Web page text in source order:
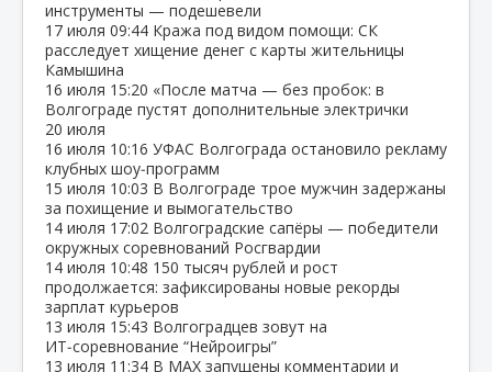
инструменты — подешевели
17 июля 09:44 Кража под видом помощи: СК
расследует хищение денег с карты жительницы
Камышина
16 июля 15:20 «После матча — без пробок: в
Волгограде пустят дополнительные электрички
20 июля
16 июля 10:16 УФАС Волгограда остановило рекламу
клубных шоу‑программ
15 июля 10:03 В Волгограде трое мужчин задержаны
за похищение и вымогательство
14 июля 17:02 Волгоградские сапёры — победители
окружных соревнований Росгвардии
14 июля 10:48 150 тысяч рублей и рост
продолжается: зафиксированы новые рекорды
зарплат курьеров
13 июля 15:43 Волгоградцев зовут на
ИТ‑соревнование “Нейроигры”
13 июля 11:34 В МАХ запущены комментарии и